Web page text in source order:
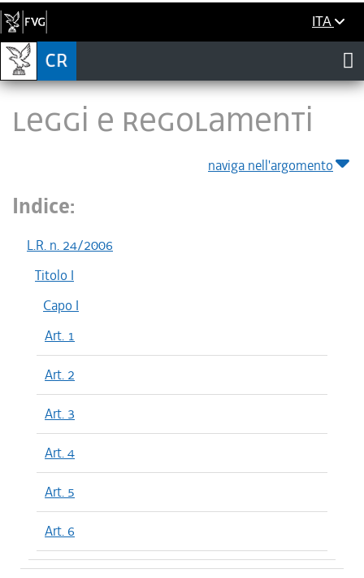
ITA
LEGGI E REGOLAMENTI
naviga nell'argomento
Indice:
L.R. n. 24/2006
Titolo I
Capo I
Art. 1
Art. 2
Art. 3
Art. 4
Art. 5
Art. 6